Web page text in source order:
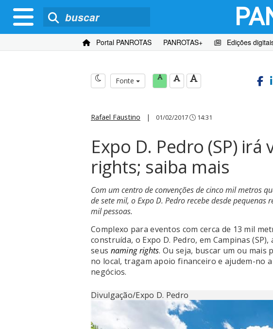
Portal PANROTAS PANROTAS+ Edições
Fonte
Rafael Faustino | 01/02/2017 14:31
Expo D. Pedro (SP)
rights; saiba mais
Com um centro de convenções de cinco mil metros
de sete mil, o Expo D. Pedro recebe desde pequenas
mil pessoas.
Complexo para eventos com cerca de 13 mil
construída, o Expo D. Pedro, em Campinas
seus naming rights. Ou seja, buscar um ou mais
no local, tragam apoio financeiro e ajudem-no
negócios.
Divulgação/Expo D. Pedro